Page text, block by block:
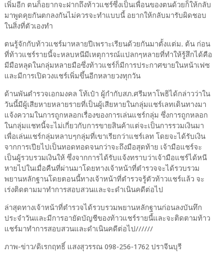
เพิ่มอีก ตนก็อยากจะฝากถึงท้าวแชร์ซึ่งเป็นเพื่อนของตนด้วยก็ให้กลับ
มาพูดคุยกันตกลงกันไม่ควรจะทำแบบนี้ อยากให้กลับมารับผิดชอบ
ในสิ่งที่ตัวเองทำ
ตนรู้จักกับท้าวแชร์มาหลายปีเพราะเรียนด้วยกันมาตั้งแต่ม. ต้น ก่อน
ที่ท้าวแชร์รายนี้จะหลบหนีมีเหตุการณ์แปลกๆหลายที่ทำให้รู้สึกได้คือ
มีมือหลุดในกลุ่มหลายมือซึ่งท้าวแชร์ก็มีการประกาศขายในหน้าเฟซ
และมีการเปิดวงแชร์เพิ่มขึ้นอีกหลายวงทุกวัน
ด้านพันตำรวจเอกมงคล โท้เป๋า ผู้กำกับสภ.ศรีมหาโพธิได้กล่าวว่าใน
วันนี้มีผู้เสียหายหลายรายที่เป็นผู้เสียหายในกลุ่มแชร์เลทเดินทางมา
แจ้งความในการถูกหลอกเรื่องของการเล่นแชร์กลุ่ม ซึ่งการถูกหลอก
ในกลุ่มแชทนี้จะไม่เกี่ยวกับการขายสินค้าแต่จะเป็นการรวมเงินมา
เพื่อเล่นแชร์กลุ่มหลาบๆกลุ่มที่เขาเรียกว่าแชร์เลท โดยจะได้รับเงิน
จากการเปียไปเป็นทอดทอดจนกว่าจะถึงมือสุดท้าย เจ้ามือแชร์จะ
เป็นผู้รวบรวมเงินให้ ซึ่งจากการได้รับแจ้งทราบว่าเจ้ามือแชร์ได้หนี
หายไปในเมื่อคืนที่ผ่านมาโดยทางเจ้าหน้าที่ตำรวจจะได้รวบรวม
พยานหลักฐานโดยตอนนี้ทางเจ้าหน้าที่ตำรวจรู้ตัวท้าวแชร์แล้ว จะ
เร่งติดตามมาทำการสอบสวนและจะดำเนินคดีต่อไป
ล่าสุดทางเจ้าหน้าที่ตำรวจได้รวบรวมพยานหลักฐานก่อนลงบันทึก
ประจำวันและมีการอายัดบัญชีของท้าวแชร์รายนี้และจะติดตามท้าว
แชร์มาทำการสอบสวนและดำเนินคดีต่อไป//////
ภาพ-ข่าว/ดิเรกฤทธิ์ แสงสุวรรณ 098-256-1762 ปราจีนบุรี